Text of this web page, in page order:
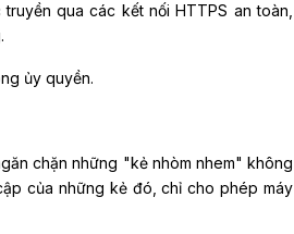
qua các kết nối HTTPS an toàn,
ủy quyền.
chặn những "kẻ nhòm nhem" không
của những kẻ đó, chỉ cho phép máy